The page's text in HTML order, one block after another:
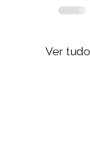
Ver tudo